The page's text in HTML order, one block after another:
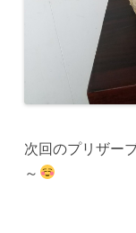
次回のプリザー
～